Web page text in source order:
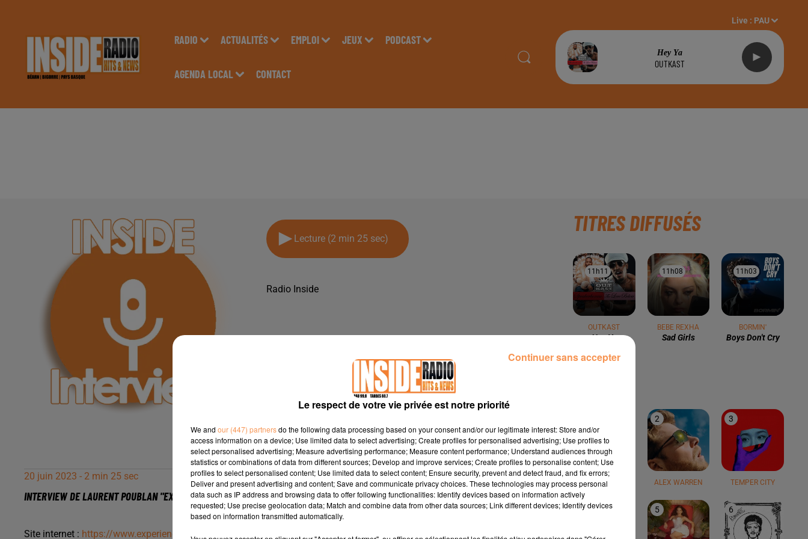
RADIO ACTUALITÉS EMPLOI JEUX PODCAST
AGENDA LOCAL CONTACT
Live : PAU
Hey Ya
OUTKAST
Lecture (2 min 25 sec)
Radio Inside
20 juin 2023 - 2 min 25 sec
INTERVIEW DE LAURENT POUBLAN "EXPÉRIENCE CANYON" À LARUNS, SUR RADIO INSIDE
Site internet : https://www.experience-canyon.com/
TITRES DIFFUSÉS
11h11
11h11
OUTKAST
Hey Ya
11h08
11h08
BEBE REXHA
Sad Girls
11h03
11h03
BORMIN'
Boys Don't Cry
TEDDY SWIMS
2
ALEX WARREN
3
TEMPER CITY
4 5 6
Le respect de votre vie privée est notre priorité
We and our (447) partnersdo the following data processing based on your consent and/or our legitimate interest: Store and/or
access information on a device; Use limited data to select advertising; Create profiles for personalised advertising; Use profiles to
select personalised advertising; Measure advertising performance; Measure content performance; Understand audiences through
statistics or combinations of data from different sources; Develop and improve services; Create profiles to personalise content; Use
profiles to select personalised content; Use limited data to select content; Ensure security, prevent and detect fraud, and fix errors;
Deliver and present advertising and content; Save and communicate privacy choices. These technologies may process personal
data such as IP address and browsing data to offer following functionalities: Identify devices based on information actively
requested; Use precise geolocation data; Match and combine data from other data sources; Link different devices; Identify devices
based on information transmitted automatically.
Continuer sans accepter